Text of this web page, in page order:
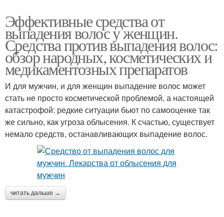
Эффективные средства от
выпадения волос у женщин.
Средства против выпадения волос:
обзор народных, косметических и
медикаментозных препаратов
И для мужчин, и для женщин выпадение волос может
стать не просто косметической проблемой, а настоящей
катастрофой: редкие ситуации бьют по самооценке так
же сильно, как угроза облысения. К счастью, существует
немало средств, останавливающих выпадение волос.
читать дальше →